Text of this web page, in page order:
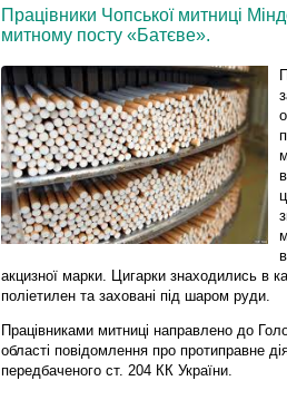
Працівники Чопської митниці
митному посту «Батєве».
акцизної марки. Цигарки знаходились в
поліетилен та заховані під шаром руди.
Працівниками митниці направлено до
області повідомлення про протиправне
передбаченого ст. 204 КК України.